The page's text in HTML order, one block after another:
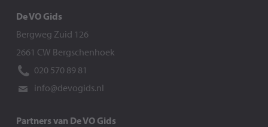
De VO Gids
Bergweg Zuid 126
2661 CW Bergschenhoek
020 570 89 81
info@devogids.nl
Partners van De VO Gids